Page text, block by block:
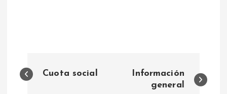
N
Cuota social
Información
general